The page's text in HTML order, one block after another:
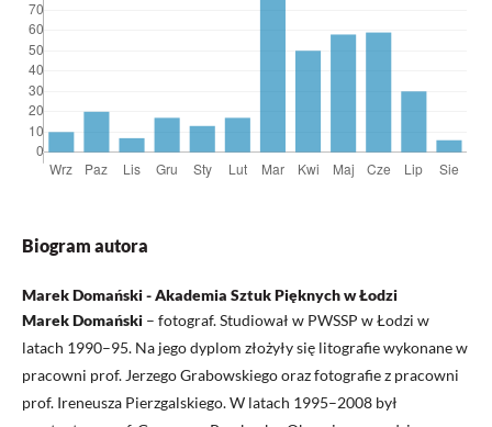
Biogram autora
Marek Domański - Akademia Sztuk Pięknych w Łodzi
Marek Domański – fotograf. Studiował w PWSSP w Łodzi w
latach 1990–95. Na jego dyplom złożyły się litografie wykonane w
pracowni prof. Jerzego Grabowskiego oraz fotografie z pracowni
prof. Ireneusza Pierzgalskiego. W latach 1995–2008 był